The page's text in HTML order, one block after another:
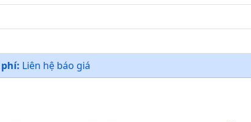
Liên hệ báo giá